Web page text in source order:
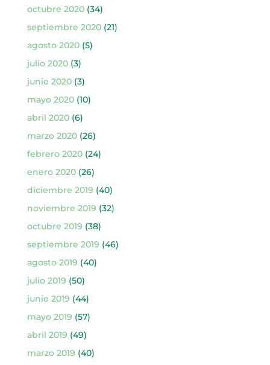
octubre 2020(34)
septiembre 2020(21)
agosto 2020(5)
julio 2020(3)
junio 2020(3)
mayo 2020(10)
abril 2020(6)
marzo 2020(26)
febrero 2020(24)
enero 2020(26)
diciembre 2019 (40)
noviembre 2019 (32)
octubre 2019 (38)
septiembre 2019 (46)
agosto 2019 (40)
julio 2019 (50)
junio 2019 (44)
mayo 2019 (57)
abril 2019 (49)
marzo 2019 (40)